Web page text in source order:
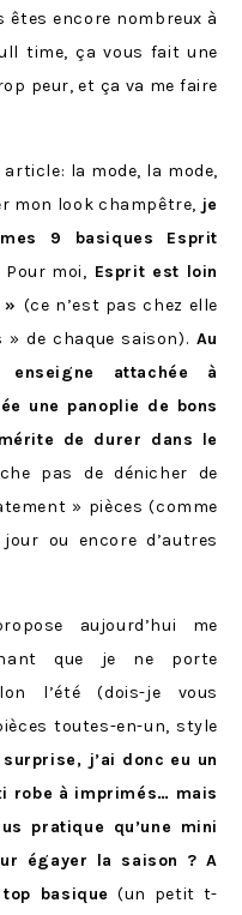
êtes encore nombreux à
time, ça vous fait une
peur, et ça va me faire
la mode, la mode,
mon look champêtre, je
9 basiques Esprit
. Pour moi, Esprit est loin
» (ce n’est pas chez elle
de chaque saison). Au
attachée à
une panoplie de bons
de durer dans le
pas de dénicher de
» pièces (comme
ou encore d’autres
aujourd’hui me
que je ne porte
l’été (dois-je vous
toutes-en-un, style
surprise, j’ai donc eu un
robe à imprimés… mais
pratique qu’une mini
égayer la saison ? A
basique (un petit t-